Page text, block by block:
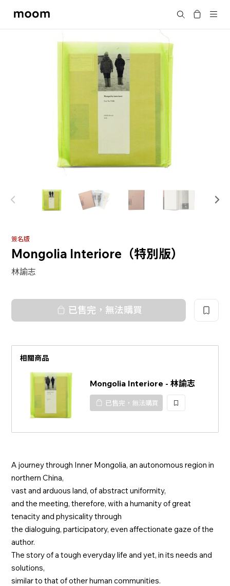
moom
搜尋
簽名版
Mongolia Interiore（特別版）
林諭志
已售完，無法購買
相關商品
Mongolia Interiore - 林諭志
已售完，無法購買
加
A journey through Inner Mongolia, an autonomous region in
northern China,
vast and arduous land, of abstract uniformity,
and the meeting, therefore, with a humanity of great
tenacity and physicality through
the dialoguing, participatory, even affectionate gaze of the
author.
The story of a tough everyday life and yet, in its needs and
solutions,
similar to that of other human communities.